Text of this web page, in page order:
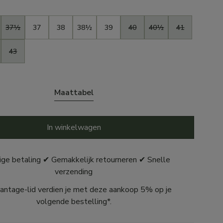
37½ 37 38 38½ 39 40 40½ 41
43
Maattabel
In winkelwagen
betaling ✔ Gemakkelijk retourneren ✔ Snelle
verzending
lid verdien je met deze aankoop 5% op je
volgende bestelling*.